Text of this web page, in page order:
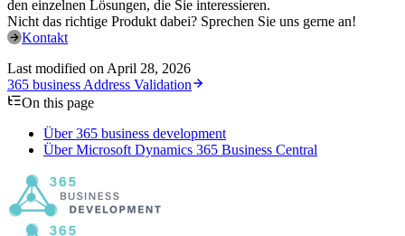
den einzelnen Lösungen, die Sie interessieren.
Nicht das richtige Produkt dabei? Sprechen Sie uns gerne an!
Kontakt
Last modified on April 28, 2026
365 business Address Validation
On this page
Über 365 business development
Über Microsoft Dynamics 365 Business Central